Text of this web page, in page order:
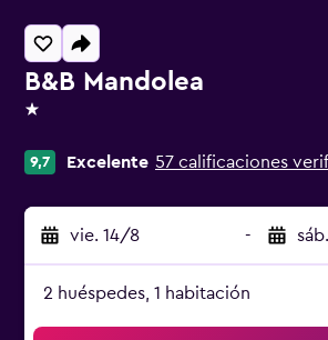
B&B Mandolea
1 estrella
9,7 Excelente 57 calificaciones
vie. 14/8 -
2 huéspedes, 1 habitación